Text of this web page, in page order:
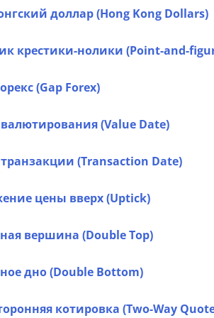
доллар (Hong Kong Dollars)
крестики-нолики (Point-and-
(Gap Forex)
(Value Date)
(Transaction Date)
цены вверх (Uptick)
вершина (Double Top)
дно (Double Bottom)
котировка (Two-Way